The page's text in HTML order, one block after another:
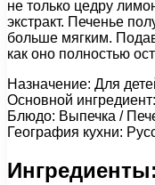
не только цедру
экстракт. Печенье
больше мягким.
как оно полностью
Назначение: Для
Основной
Блюдо: Выпечка /
География кухни:
Ингредиенты: